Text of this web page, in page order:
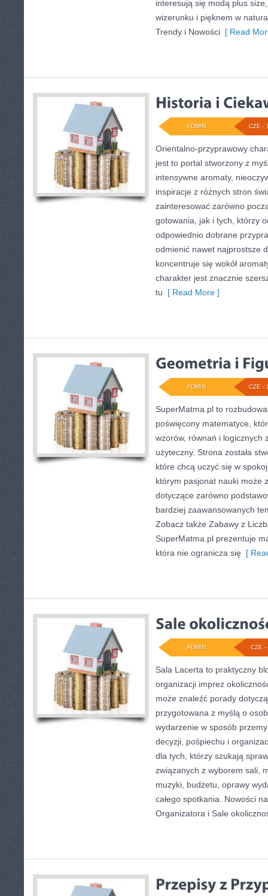
interesują się modą plus
wizerunku i pięknem w
Trendy i Nowości [ Read
CZE -
ADMIN
Orientalno-przyprawowy
jest to portal stworzony z
intensywne aromaty,
inspiracje z różnych stron
zainteresować zarówno
gotowania, jak i tych, którzy
odpowiednio dobrane
odmienić nawet najprostsze
koncentruje się wokół
charakter jest znacznie
tu [ Read More ]
CZE -
ADMIN
SuperMatma.pl to
poświęcony matematyce,
wzorów, równań i logicznych
użyteczny. Strona została
które chcą uczyć się w
którym pasjonat nauki może
dotyczące zarówno
bardziej zaawansowanych
Zobacz także Zabawy z
SuperMatma.pl prezentuje
która nie ogranicza się [
CZE -
ADMIN
Sala Lacerta to praktyczny
organizacji imprez
może znaleźć porady
przygotowana z myślą o
wydarzenie w sposób
decyzji, pośpiechu i
dla tych, którzy szukają
związanych z wyborem sali,
muzyki, budżetu, oprawy
całego spotkania. Nowości
Organizatora i Sale